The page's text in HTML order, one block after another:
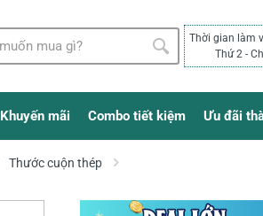
Thời gian làm
Thứ 2 -
Khuyến mãi Combo tiết kiệm Ưu đãi
Thước cuộn thép